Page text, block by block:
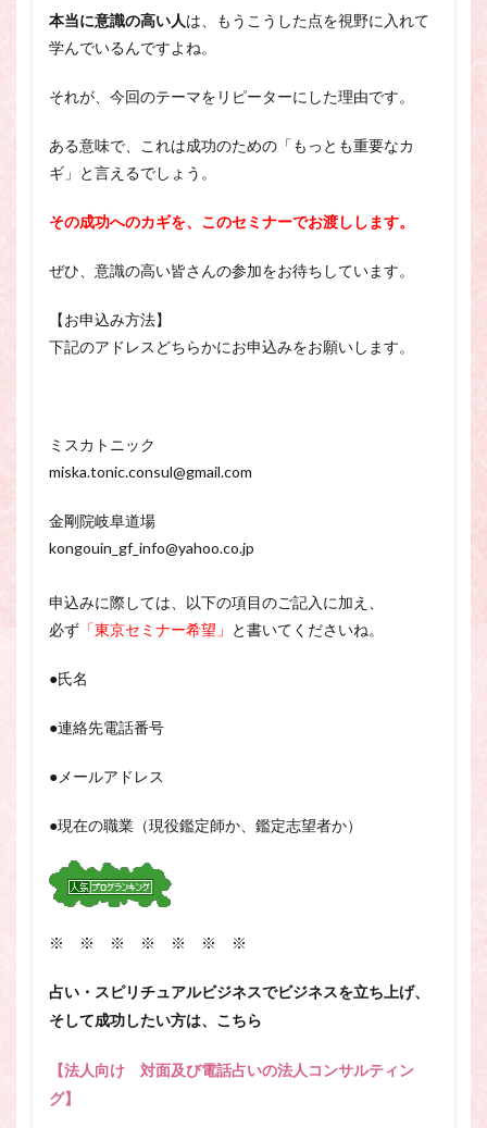
本当に意識の高い人は、もうこうした点を視野に入れて
学んでいるんですよね。
それが、今回のテーマをリピーターにした理由です。
ある意味で、これは成功のための「もっとも重要なカ
ギ」と言えるでしょう。
その成功へのカギを、このセミナーでお渡しします。
ぜひ、意識の高い皆さんの参加をお待ちしています。
【お申込み方法】
下記のアドレスどちらかにお申込みをお願いします。
ミスカトニック
miska.tonic.consul@gmail.com
金剛院岐阜道場
kongouin_gf_info@yahoo.co.jp
申込みに際しては、以下の項目のご記入に加え、
必ず 「東京セミナー希望」 と書いてくださいね。
●氏名
●連絡先電話番号
●メールアドレス
●現在の職業（現役鑑定師か、鑑定志望者か）
※ ※ ※ ※ ※ ※ ※
占い・スピリチュアルビジネスでビジネスを立ち上げ、
そして成功したい方は、こちら
【法人向け 対面及び電話占いの法人コンサルティン
グ】